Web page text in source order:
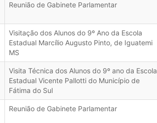
Reunião de Gabinete Parlamentar
Visitação dos Alunos do 9º Ano da Escola
Estadual Marcílio Augusto Pinto, de Iguatemi
MS
Visita Técnica dos Alunos do 9º ano da Escola
Estadual Vicente Pallotti do Município de
Fátima do Sul
Reunião de Gabinete Parlamentar